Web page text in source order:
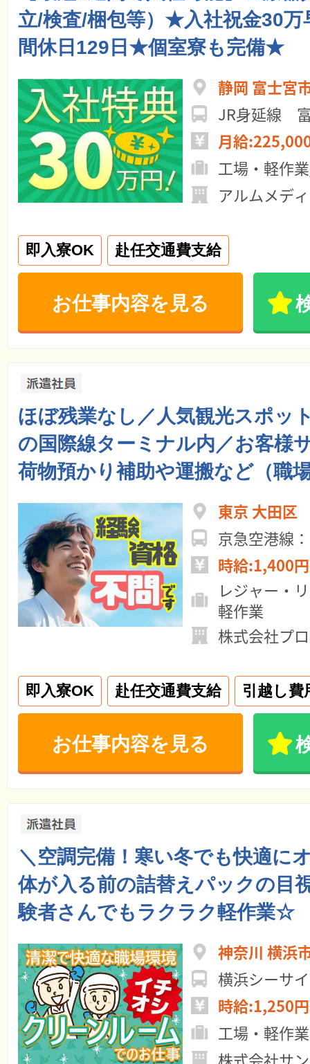
立/検査/梱包等）★入社祝金30
間休日129日★個室寮も完備★
静岡 富士宮
JR身延線
月給
工場・軽作
アルムメデ
即入寮OK 赴任交通費支給
お仕事内容を見る
ほぼ残業なし／人気観光スポッ
の国際線ターミナル内／お客様
荷物預かり補助や運搬など（職
東京 大田区
京急空港線
時給:1,400
レジャー・
軽作業
株式会社プ
即入寮OK 赴任交通費支給 引越し費
お仕事内容を見る
＼空調完備！寒い冬でも快適に
体が入る前の詰替えパックの目
験者さんでもラクラク軽作業☆
神奈川 横浜
横浜シーサ
時給:1,250
工場・軽作業
株式会社サ